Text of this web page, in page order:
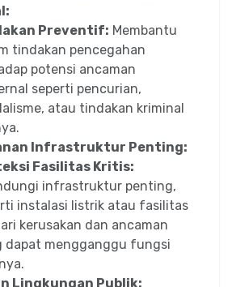
Preventif: Membantu
tindakan pencegahan
potensi ancaman
seperti pencurian,
atau tindakan kriminal
Infrastruktur Penting:
Fasilitas Kritis:
infrastruktur penting,
instalasi listrik atau fasilitas
kerusakan dan ancaman
dapat mengganggu fungsi
Lingkungan Publik: